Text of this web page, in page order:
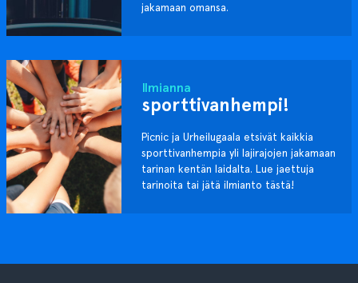
jakamaan omansa.
Ilmianna
sporttivanhempi!
Picnic ja Urheilugaala etsivät kaikkia
sporttivanhempia yli lajirajojen jakamaan
tarinan kentän laidalta. Lue jaettuja
tarinoita tai jätä ilmianto tästä!